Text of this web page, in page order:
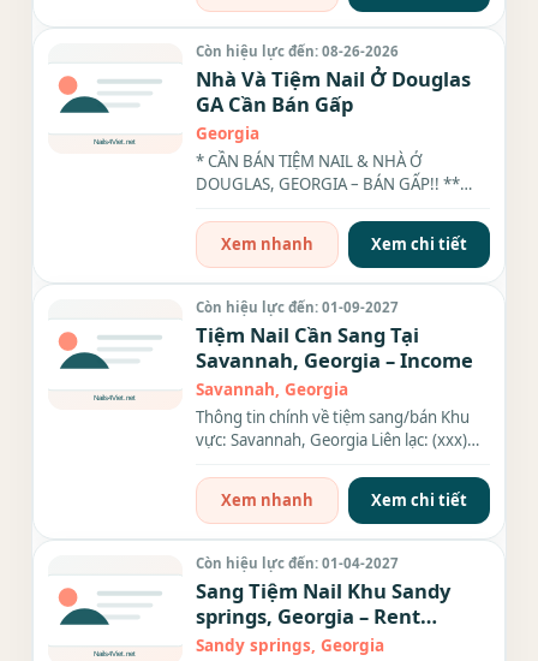
Còn hiệu lực đến: 08-26-2026
Nhà Và Tiệm Nail Ở Douglas
GA Cần Bán Gấp
Georgia
* CẦN BÁN TIỆM NAIL & NHÀ Ở
DOUGLAS, GEORGIA – BÁN GẤP!! **
2,000...
Xem nhanh Xem chi tiết
Còn hiệu lực đến: 01-09-2027
Tiệm Nail Cần Sang Tại
Savannah, Georgia – Income
Savannah, Georgia
Thông tin chính về tiệm sang/bán Khu
vực: Savannah, Georgia Liên lạc: (xxx)
Xem nhanh
Xem chi tiết
Còn hiệu lực đến: 01-04-2027
Sang Tiệm Nail Khu Sandy
springs, Georgia – Rent
$9,000/tháng
Sandy springs, Georgia